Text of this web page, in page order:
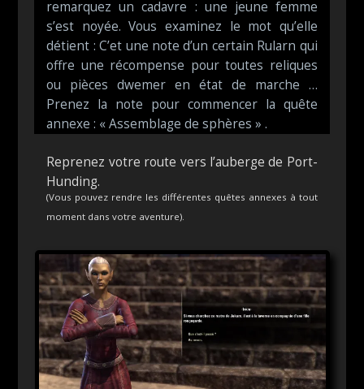
remarquez un cadavre : une jeune femme
s’est noyée. Vous examinez le mot qu’elle
détient : C’et une note d’un certain Rularn qui
offre une récompense pour toutes reliques
ou pièces dwemer en état de marche …
Prenez la note pour commencer la quête
annexe : « Assemblage de sphères » .
Reprenez votre route vers l’auberge de Port-
Hunding.
(Vous pouvez rendre les différentes quêtes annexes à tout
moment dans votre aventure).